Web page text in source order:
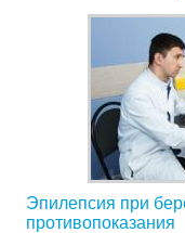
Эпилепсия при
противопоказания